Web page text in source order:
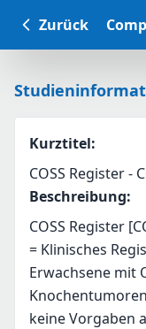
Zurück
Kurztitel:
COSS Register -
Beschreibung:
COSS Register
= Klinisches
Erwachsene mit
keine Vorgaben